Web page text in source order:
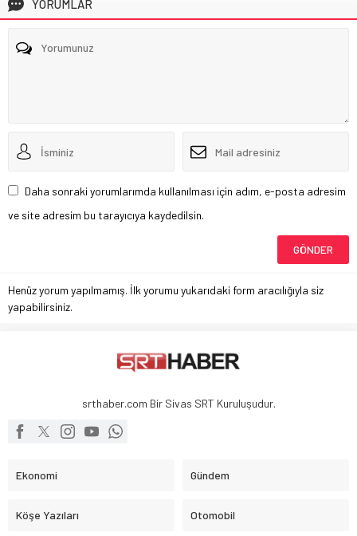
YORUMLAR
Daha sonraki yorumlarımda kullanılması için adım, e-posta adresim
ve site adresim bu tarayıcıya kaydedilsin.
Henüz yorum yapılmamış. İlk yorumu yukarıdaki form aracılığıyla siz
yapabilirsiniz.
srthaber.com Bir Sivas SRT Kuruluşudur.
Ekonomi Gündem
Köşe Yazıları Otomobil